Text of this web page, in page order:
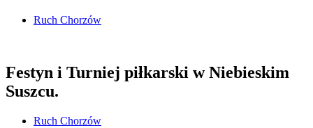
Ruch Chorzów
Festyn i Turniej piłkarski w Niebieskim
Suszcu.
Ruch Chorzów